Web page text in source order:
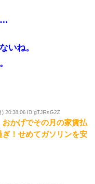
…
いね。
) 20:38:06 ID:gTJRsG2Z
かげでその月の家賃払
！せめてガソリンを安